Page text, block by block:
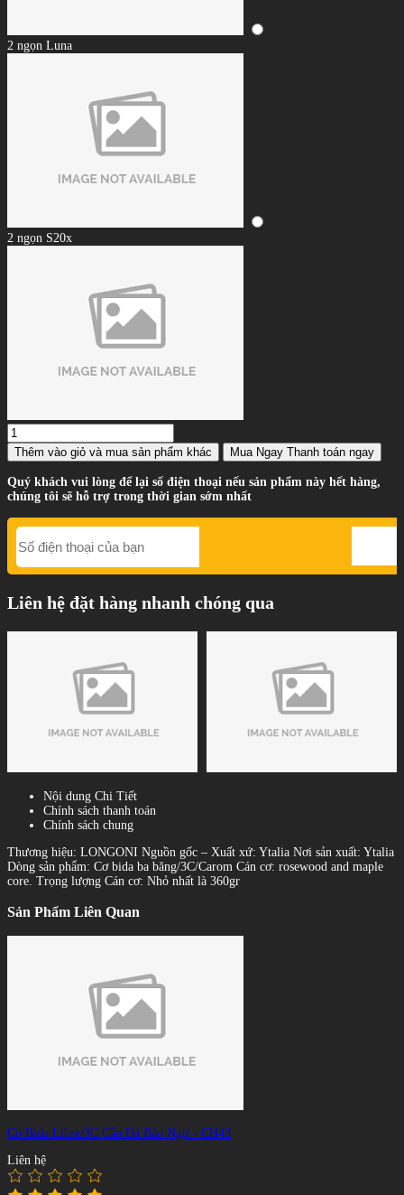
2 ngọn Luna
2 ngọn S20x
Thêm vào giỏ và mua sản phẩm khác Mua Ngay Thanh toán ngay
Quý khách vui lòng để lại số điện thoại nếu sản phẩm này hết hàng,
chúng tôi sẽ hỗ trợ trong thời gian sớm nhất
Liên hệ đặt hàng nhanh chóng qua
Nội dung Chi Tiết
Chính sách thanh toán
Chính sách chung
Thương hiệu: LONGONI Nguồn gốc – Xuất xứ: Ytalia Nơi sản xuất: Ytalia
Dòng sản phẩm: Cơ bida ba băng/3C/Carom Cán cơ: rosewood and maple
core. Trọng lượng Cán cơ: Nhỏ nhất là 360gr
Sản Phẩm Liên Quan
Cơ Bida Libre/3C Cẩn Đá Bào Ngư - CH43
Liên hệ